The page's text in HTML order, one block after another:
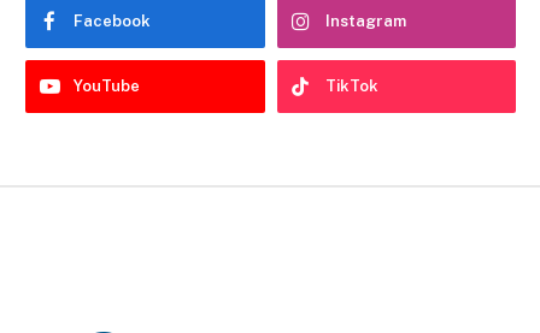
Facebook Instagram
YouTube TikTok